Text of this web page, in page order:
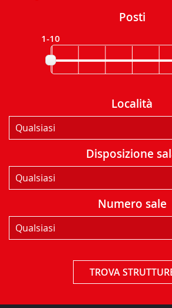
Posti
1-10
Località
Qualsiasi
Disposizione
Qualsiasi
Numero sale
Qualsiasi
TROVA